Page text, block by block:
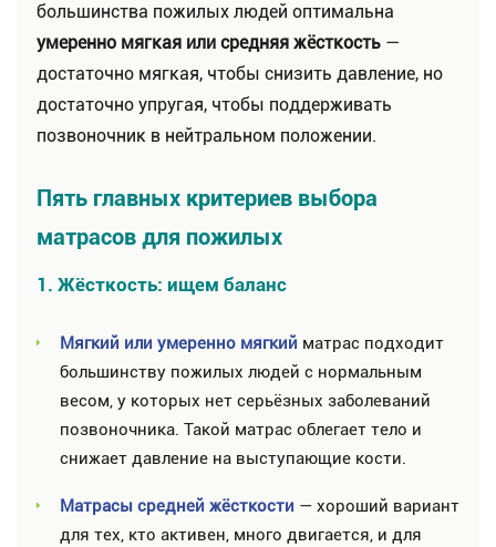
большинства пожилых людей оптимальна
умеренно мягкая или средняя жёсткость —
достаточно мягкая, чтобы снизить давление, но
достаточно упругая, чтобы поддерживать
позвоночник в нейтральном положении.
Пять главных критериев выбора
матрасов для пожилых
1. Жёсткость: ищем баланс
Мягкий или умеренно мягкий матрас подходит
большинству пожилых людей с нормальным
весом, у которых нет серьёзных заболеваний
позвоночника. Такой матрас облегает тело и
снижает давление на выступающие кости.
Матрасы средней жёсткости — хороший вариант
для тех, кто активен, много двигается, и для